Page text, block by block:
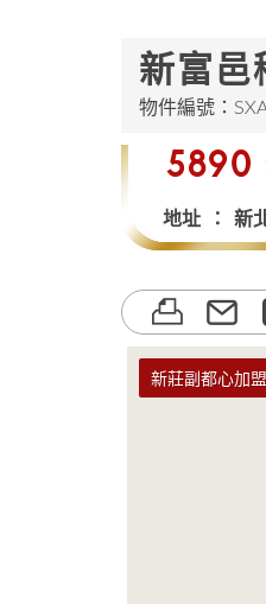
新富邑
物件編號：
$5890
地址 ： 新
新莊副都心加